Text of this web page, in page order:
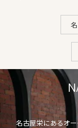
名古屋栄にあるオ